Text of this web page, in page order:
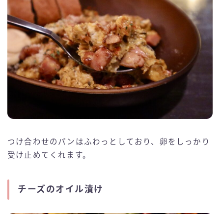
つけ合わせのパンはふわっとしており、卵をしっかり
受け止めてくれます。
チーズのオイル漬け